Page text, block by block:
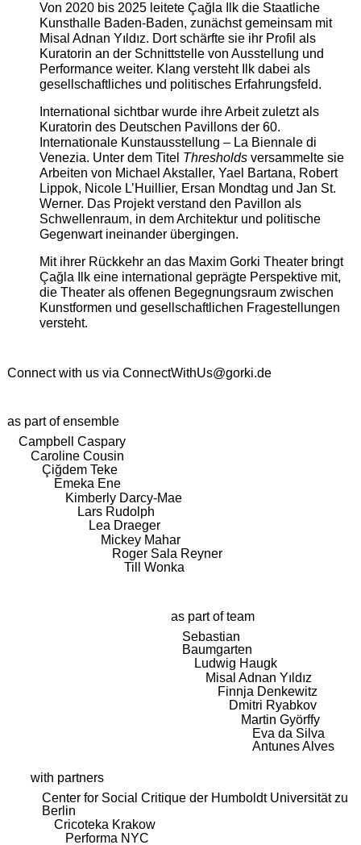
Von 2020 bis 2025 leitete Çağla Ilk die Staatliche
Kunsthalle Baden-Baden, zunächst gemeinsam mit
Misal Adnan Yıldız. Dort schärfte sie ihr Profil als
Kuratorin an der Schnittstelle von Ausstellung und
Performance weiter. Klang versteht Ilk dabei als
gesellschaftliches und politisches Erfahrungsfeld.
International sichtbar wurde ihre Arbeit zuletzt als
Kuratorin des Deutschen Pavillons der 60.
Internationale Kunstausstellung – La Biennale di
Venezia. Unter dem Titel Thresholdsversammelte sie
Arbeiten von Michael Akstaller, Yael Bartana, Robert
Lippok, Nicole L’Huillier, Ersan Mondtag und Jan St.
Werner. Das Projekt verstand den Pavillon als
Schwellenraum, in dem Architektur und politische
Gegenwart ineinander übergingen.
Mit ihrer Rückkehr an das Maxim Gorki Theater bringt
Çağla Ilk eine international geprägte Perspektive mit,
die Theater als offenen Begegnungsraum zwischen
Kunstformen und gesellschaftlichen Fragestellungen
versteht.
Connect with us via ConnectWithUs@gorki.de
as part of ensemble
Campbell Caspary
Caroline Cousin
Çiğdem Teke
Emeka Ene
Kimberly Darcy-Mae
Lars Rudolph
Lea Draeger
Mickey Mahar
Roger Sala Reyner
Till Wonka
as part of team
Sebastian
Baumgarten
Ludwig Haugk
Misal Adnan Yıldız
Finnja Denkewitz
Dmitri Ryabkov
Martin Györffy
Eva da Silva
Antunes Alves
with partners
Center for Social Critique der Humboldt Universität zu
Berlin
Cricoteka Krakow
Performa NYC